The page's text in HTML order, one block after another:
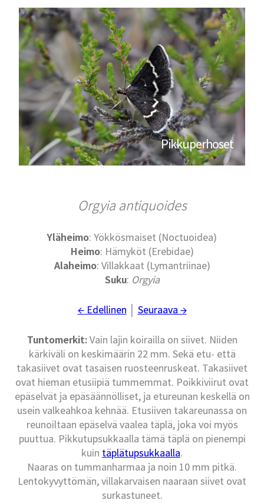
Pikkuperhoset
Orgyia antiquoides
Yläheimo: Yökkösmaiset (Noctuoidea)
Heimo: Hämyköt (Erebidae)
Alaheimo: Villakkaat (Lymantriinae)
Suku: Orgyia
← Edellinen Seuraava →
Tuntomerkit:Vain lajin koirailla on siivet. Niiden
kärkiväli on keskimäärin 22 mm. Sekä etu- että
takasiivet ovat tasaisen ruosteenruskeat. Takasiivet
ovat hieman etusiipiä tummemmat. Poikkiviirut ovat
epäselvät ja epäsäännölliset, ja etureunan keskellä on
usein valkeahkoa kehnää. Etusiiven takareunassa on
reunoiltaan epäselvä vaalea täplä, joka voi myös
puuttua. Pikkutupsukkaalla tämä täplä on pienempi
kuin täplätupsukkaalla.
Naaras on tummanharmaa ja noin 10 mm pitkä.
Lentokyvyttömän, villakarvaisen naaraan siivet ovat
surkastuneet.